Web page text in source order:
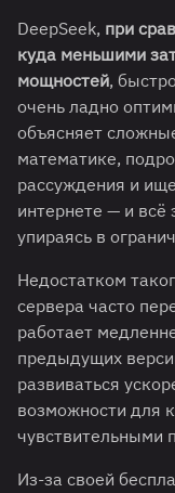
DeepSeek, при
куда меньшими
мощностей,
очень ладно
объясняет
математике,
рассуждения и
интернете — и всё
упираясь в
Недостатком
сервера часто
работает
предыдущих
развиваться
возможности для
чувствительными
Из-за своей